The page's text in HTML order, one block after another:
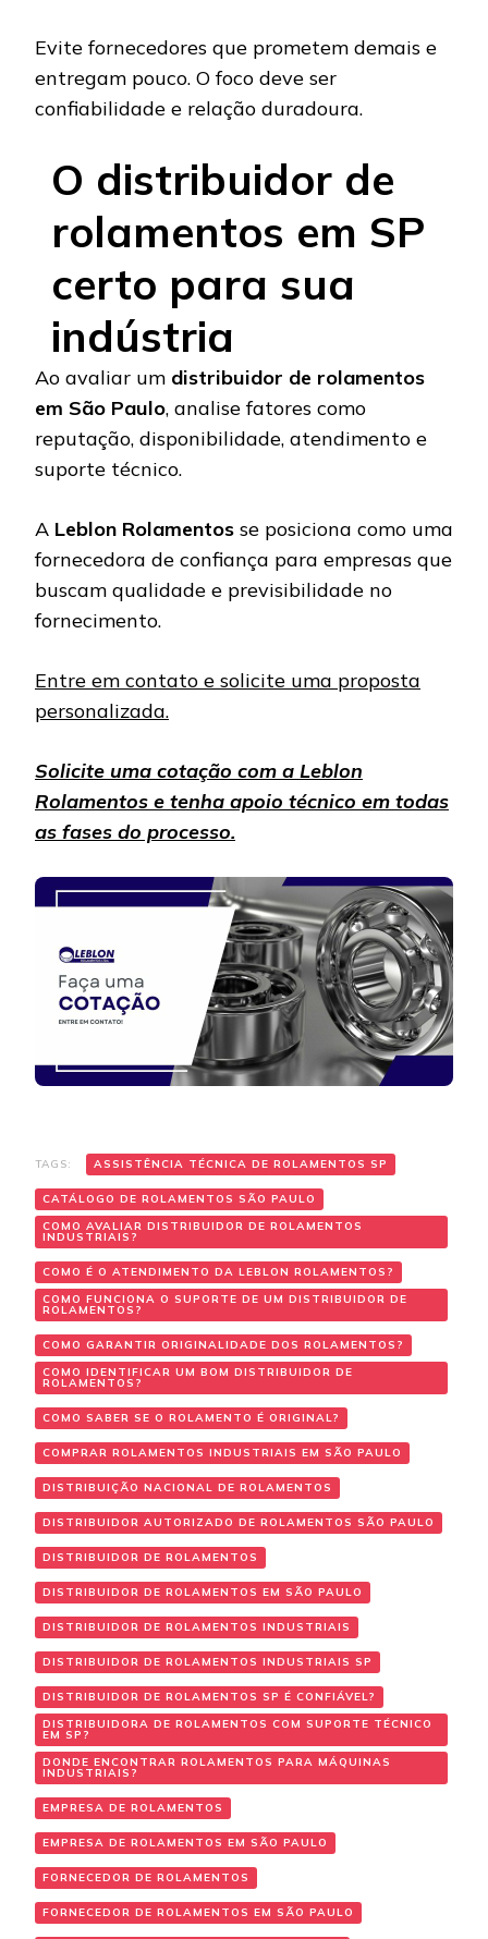
Evite fornecedores que prometem demais e
entregam pouco. O foco deve ser
confiabilidade e relação duradoura.
O distribuidor de
rolamentos em SP
certo para sua
indústria
Ao avaliar um distribuidor de rolamentos
em São Paulo, analise fatores como
reputação, disponibilidade, atendimento e
suporte técnico.
A Leblon Rolamentos se posiciona como uma
fornecedora de confiança para empresas que
buscam qualidade e previsibilidade no
fornecimento.
Entre em contato e solicite uma proposta
personalizada.
Solicite uma cotação com a Leblon
Rolamentos e tenha apoio técnico em todas
as fases do processo.
TAGS: ASSISTÊNCIA TÉCNICA DE ROLAMENTOS SP
CATÁLOGO DE ROLAMENTOS SÃO PAULO
COMO AVALIAR DISTRIBUIDOR DE ROLAMENTOS
INDUSTRIAIS?
COMO É O ATENDIMENTO DA LEBLON ROLAMENTOS?
COMO FUNCIONA O SUPORTE DE UM DISTRIBUIDOR DE
ROLAMENTOS?
COMO GARANTIR ORIGINALIDADE DOS ROLAMENTOS?
COMO IDENTIFICAR UM BOM DISTRIBUIDOR DE
ROLAMENTOS?
COMO SABER SE O ROLAMENTO É ORIGINAL?
COMPRAR ROLAMENTOS INDUSTRIAIS EM SÃO PAULO
DISTRIBUIÇÃO NACIONAL DE ROLAMENTOS
DISTRIBUIDOR AUTORIZADO DE ROLAMENTOS SÃO PAULO
DISTRIBUIDOR DE ROLAMENTOS
DISTRIBUIDOR DE ROLAMENTOS EM SÃO PAULO
DISTRIBUIDOR DE ROLAMENTOS INDUSTRIAIS
DISTRIBUIDOR DE ROLAMENTOS INDUSTRIAIS SP
DISTRIBUIDOR DE ROLAMENTOS SP É CONFIÁVEL?
DISTRIBUIDORA DE ROLAMENTOS COM SUPORTE TÉCNICO
EM SP?
DONDE ENCONTRAR ROLAMENTOS PARA MÁQUINAS
INDUSTRIAIS?
EMPRESA DE ROLAMENTOS
EMPRESA DE ROLAMENTOS EM SÃO PAULO
FORNECEDOR DE ROLAMENTOS
FORNECEDOR DE ROLAMENTOS EM SÃO PAULO